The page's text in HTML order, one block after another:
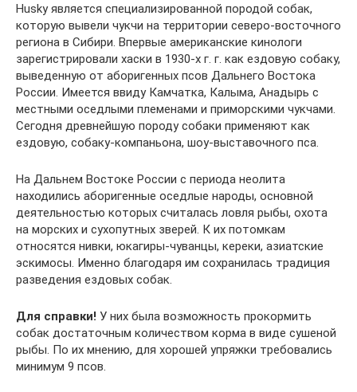
Husky является специализированной породой собак,
которую вывели чукчи на территории северо-восточного
региона в Сибири. Впервые американские кинологи
зарегистрировали хаски в 1930-х г. г. как ездовую собаку,
выведенную от аборигенных псов Дальнего Востока
России. Имеется ввиду Камчатка, Калыма, Анадырь с
местными оседлыми племенами и приморскими чукчами.
Сегодня древнейшую породу собаки применяют как
ездовую, собаку-компаньона, шоу-выставочного пса.
На Дальнем Востоке России с периода неолита
находились аборигенные оседлые народы, основной
деятельностью которых считалась ловля рыбы, охота
на морских и сухопутных зверей. К их потомкам
относятся нивки, юкагиры-чуванцы, кереки, азиатские
эскимосы. Именно благодаря им сохранилась традиция
разведения ездовых собак.
Для справки! У них была возможность прокормить
собак достаточным количеством корма в виде сушеной
рыбы. По их мнению, для хорошей упряжки требовались
минимум 9 псов.